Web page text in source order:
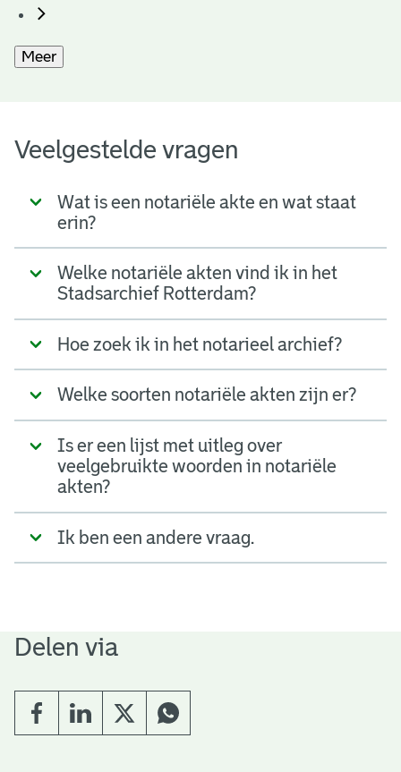
Meer
Veelgestelde vragen
Wat is een notariële akte en wat staat
erin?
Welke notariële akten vind ik in het
Stadsarchief Rotterdam?
Hoe zoek ik in het notarieel archief?
Welke soorten notariële akten zijn er?
Is er een lijst met uitleg over
veelgebruikte woorden in notariële
akten?
Ik ben een andere vraag.
Delen via